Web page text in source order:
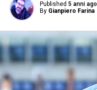
Published 5 anni ago
By Gianpiero Farina